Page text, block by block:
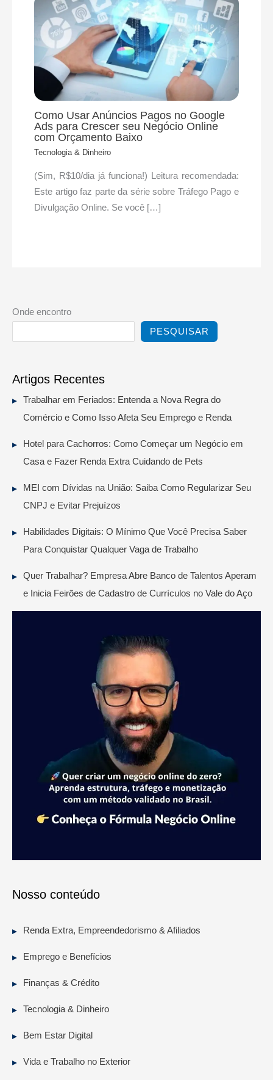
Como Usar Anúncios Pagos no Google
Ads para Crescer seu Negócio Online
com Orçamento Baixo
Tecnologia & Dinheiro
(Sim, R$10/dia já funciona!) Leitura recomendada:
Este artigo faz parte da série sobre Tráfego Pago e
Divulgação Online. Se você […]
Onde encontro
PESQUISAR
Artigos Recentes
Trabalhar em Feriados: Entenda a Nova Regra do
Comércio e Como Isso Afeta Seu Emprego e Renda
Hotel para Cachorros: Como Começar um Negócio em
Casa e Fazer Renda Extra Cuidando de Pets
MEI com Dívidas na União: Saiba Como Regularizar Seu
CNPJ e Evitar Prejuízos
Habilidades Digitais: O Mínimo Que Você Precisa Saber
Para Conquistar Qualquer Vaga de Trabalho
Quer Trabalhar? Empresa Abre Banco de Talentos Aperam
e Inicia Feirões de Cadastro de Currículos no Vale do Aço
Nosso conteúdo
Renda Extra, Empreendedorismo & Afiliados
Emprego e Benefícios
Finanças & Crédito
Tecnologia & Dinheiro
Bem Estar Digital
Vida e Trabalho no Exterior